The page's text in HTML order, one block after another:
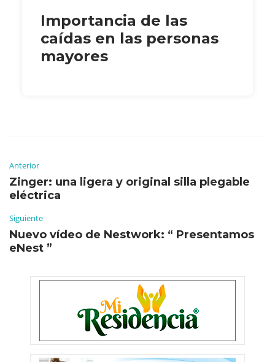
Importancia de las
caídas en las personas
mayores
Anterior
Zinger: una ligera y original silla plegable
eléctrica
Siguiente
Nuevo vídeo de Nestwork: “ Presentamos
eNest ”